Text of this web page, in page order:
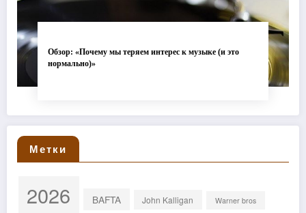
Обзор: «Почему мы теряем интерес к музыке (и это
нормально)»
Метки
2026 BAFTA John Kalligan Warner bros